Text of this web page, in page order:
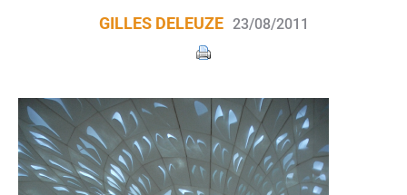
GILLES DELEUZE 23/08/2011